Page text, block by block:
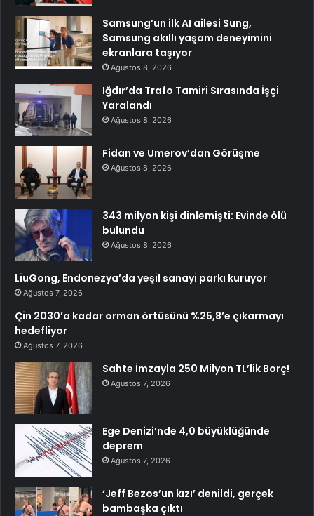
Samsung’un ilk AI ailesi Sung,
Samsung akıllı yaşam deneyimini
ekranlara taşıyor
Ağustos 8, 2026
Iğdır’da Trafo Tamiri Sırasında İşçi
Yaralandı
Ağustos 8, 2026
Fidan ve Umerov’dan Görüşme
Ağustos 8, 2026
343 milyon kişi dinlemişti: Evinde ölü
bulundu
Ağustos 8, 2026
LiuGong, Endonezya’da yeşil sanayi parkı kuruyor
Ağustos 7, 2026
Çin 2030’a kadar orman örtüsünü %25,8’e çıkarmayı
hedefliyor
Ağustos 7, 2026
Sahte İmzayla 250 Milyon TL’lik Borç!
Ağustos 7, 2026
Ege Denizi’nde 4,0 büyüklüğünde
deprem
Ağustos 7, 2026
‘Jeff Bezos’un kızı’ denildi, gerçek
bambaşka çıktı